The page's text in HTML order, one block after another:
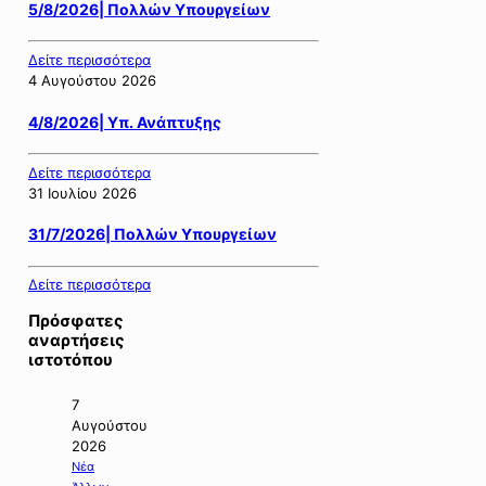
5/8/2026| Πολλών Υπουργείων
Δείτε περισσότερα
4 Αυγούστου 2026
4/8/2026| Υπ. Ανάπτυξης
Δείτε περισσότερα
31 Ιουλίου 2026
31/7/2026| Πολλών Υπουργείων
Δείτε περισσότερα
Πρόσφατες
αναρτήσεις
ιστοτόπου
7
Αυγούστου
2026
Νέα